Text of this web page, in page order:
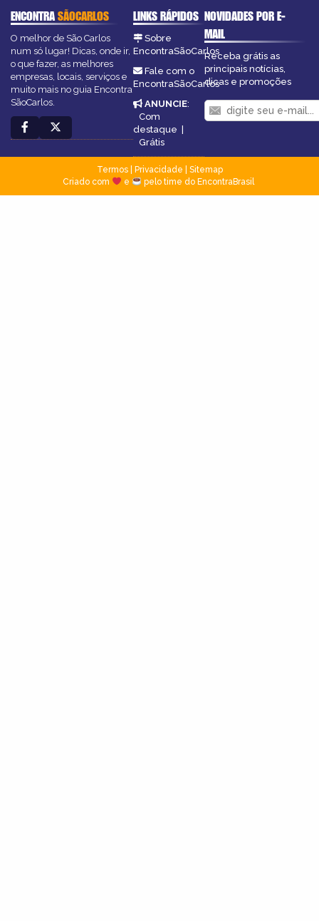
ENCONTRASÃOCARLOS
O melhor de São Carlos
num só lugar! Dicas, onde ir,
o que fazer, as melhores
empresas, locais, serviços e
muito mais no guia Encontra
SãoCarlos.
LINKS RÁPIDOS
Sobre
EncontraSãoCarlos
Fale com o
EncontraSãoCarlos
ANUNCIE:
Com
destaque
Grátis
NOVIDADES POR E-
MAIL
Receba grátis as
principais notícias,
dicas e promoções
Termos| Privacidade
Sitemap
Criado com
e pelo time do EncontraBrasil